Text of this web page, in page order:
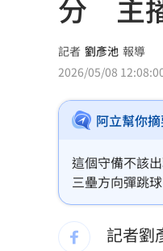
拖吊車
燈桿「孵
減碳行動
合體沈
兆基債
小刀婚
記者 劉彥池 報導
2026/05/08
阿立幫你
這個守備不該
三壘方向彈跳
沒有完成雙殺
記者劉